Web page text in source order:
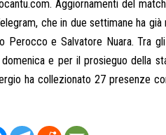
Aggiornamenti del
che in due settimane ha
Perocco e Salvatore Nuara. Tra
e per il prosieguo della
ha collezionato 27 presenze